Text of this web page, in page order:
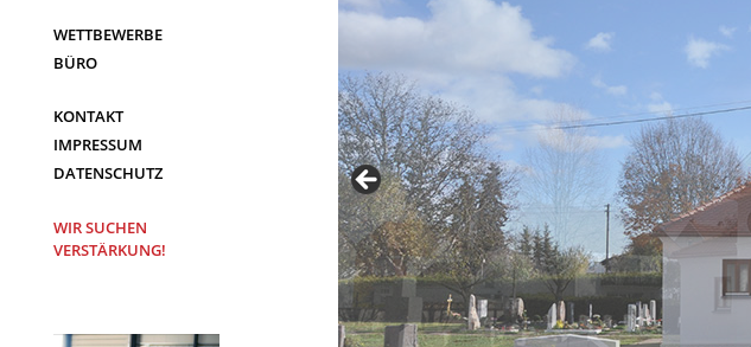
WETTBEWERBE
BÜRO
KONTAKT
IMPRESSUM
DATENSCHUTZ
WIR SUCHEN
VERSTÄRKUNG!